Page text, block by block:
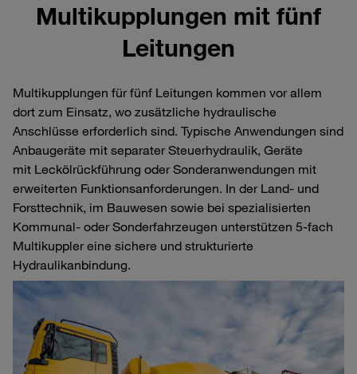
Multikupplungen mit fünf
Leitungen
Multikupplungen für fünf Leitungen kommen vor allem
dort zum Einsatz, wo zusätzliche hydraulische
Anschlüsse erforderlich sind. Typische Anwendungen sind
Anbaugeräte mit separater Steuerhydraulik, Geräte
mit Leckölrückführung oder Sonderanwendungen mit
erweiterten Funktionsanforderungen. In der Land‑ und
Forsttechnik, im Bauwesen sowie bei spezialisierten
Kommunal‑ oder Sonderfahrzeugen unterstützen 5‑fach
Multikuppler eine sichere und strukturierte
Hydraulikanbindung.